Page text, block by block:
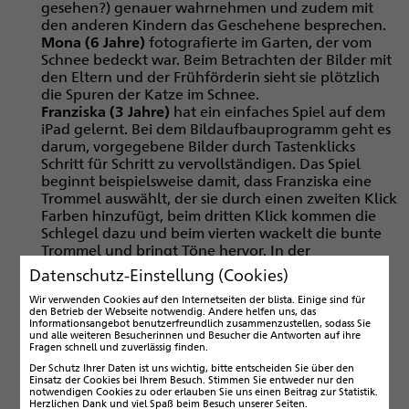
gesehen?) genauer wahrnehmen und zudem mit
den anderen Kindern das Geschehene besprechen.
Mona (6 Jahre) fotografierte im Garten, der vom
Schnee bedeckt war. Beim Betrachten der Bilder mit
den Eltern und der Frühförderin sieht sie plötzlich
die Spuren der Katze im Schnee.
Franziska (3 Jahre) hat ein einfaches Spiel auf dem
iPad gelernt. Bei dem Bildaufbauprogramm geht es
darum, vorgegebene Bilder durch Tastenklicks
Schritt für Schritt zu vervollständigen. Das Spiel
beginnt beispielsweise damit, dass Franziska eine
Trommel auswählt, der sie durch einen zweiten Klick
Farben hinzufügt, beim dritten Klick kommen die
Schlegel dazu und beim vierten wackelt die bunte
Trommel und bringt Töne hervor. In der
Kinderkrippe dürfen die anderen Kinder raten, was
Franziska jeweils erstellt hat. Natürlich wird später
auch getauscht und ein anderes Kind bedient diese
App.
Mit Luna (3 Jahre)wurde nach dem Backen der
Weihnachtsplätzchen zunächst eine Abfolge von
Fotos erstellt. So konnte sie erst ihrem Vater beim
gemeinsamen Anschauen vom Backen berichten
Datenschutz-Einstellung (Cookies)
Wir verwenden Cookies auf den Internetseiten der blista. Einige sind für
den Betrieb der Webseite notwendig. Andere helfen uns, das
Informationsangebot benutzerfreundlich zusammenzustellen, sodass Sie
und alle weiteren Besucherinnen und Besucher die Antworten auf ihre
Fragen schnell und zuverlässig finden.
Der Schutz Ihrer Daten ist uns wichtig, bitte entscheiden Sie über den
Einsatz der Cookies bei Ihrem Besuch. Stimmen Sie entweder nur den
notwendigen Cookies zu oder erlauben Sie uns einen Beitrag zur Statistik.
Herzlichen Dank und viel Spaß beim Besuch unserer Seiten.